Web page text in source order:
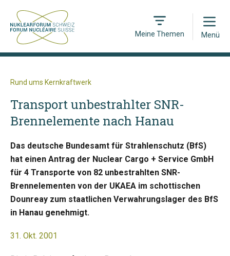
Meine Themen
Open
Menü
Rund ums Kernkraftwerk
Transport unbestrahlter SNR-
Brennelemente nach Hanau
Das deutsche Bundesamt für Strahlenschutz (BfS)
hat einen Antrag der Nuclear Cargo + Service GmbH
für 4 Transporte von 82 unbestrahlten SNR-
Brennelementen von der UKAEA im schottischen
Dounreay zum staatlichen Verwahrungslager des BfS
in Hanau genehmigt.
31. Okt. 2001